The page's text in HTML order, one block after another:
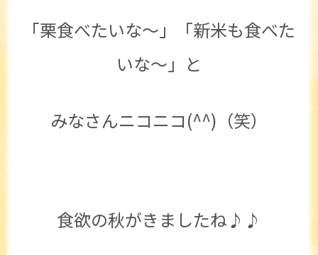
「栗食べたいな～」「新米も食べた
いな～」と
みなさんニコニコ(^^)（笑）
食欲の秋がきましたね♪♪